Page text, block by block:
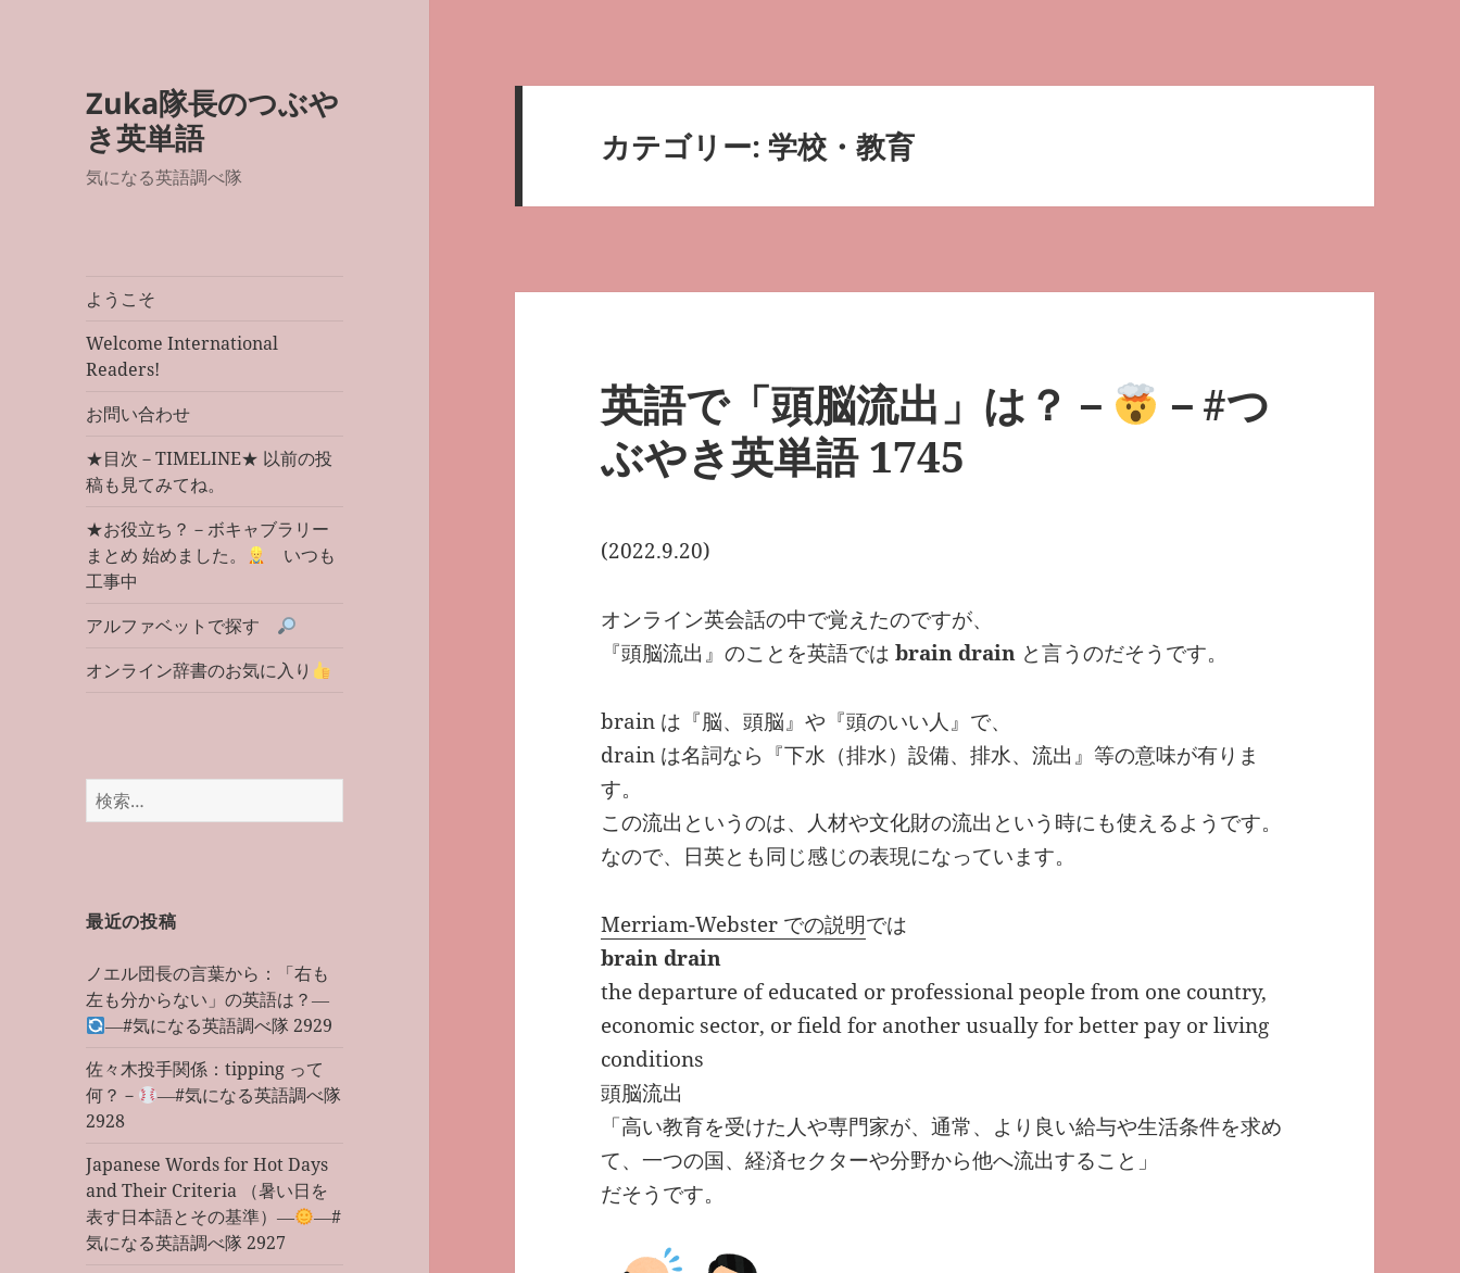
Zuka隊長のつぶや
き英単語
気になる英語調べ隊
ようこそ
Welcome International
Readers!
お問い合わせ
★目次－TIMELINE★ 以前の投
稿も見てみてね。
★お役立ち？－ボキャブラリー
まとめ 始めました。
いつも
工事中
アルファベットで探す
オンライン辞書のお気に入り
検
索:
最近の投稿
ノエル団長の言葉から：「右も
左も分からない」の英語は？―
―#気になる英語調べ隊 2929
佐々木投手関係：tipping って
何？－
―#気になる英語調べ隊
2928
Japanese Words for Hot Days
and Their Criteria （暑い日を
表す日本語とその基準）―
―#
気になる英語調べ隊 2927
カテゴリー:学校・教育
英語で「頭脳流出」は？－
－#つ
ぶやき英単語 1745
(2022.9.20)
オンライン英会話の中で覚えたのですが、
『頭脳流出』のことを英語ではbrain drain と言うのだそうです。
brain は『脳、頭脳』や『頭のいい人』で、
drain は名詞なら『下水（排水）設備、排水、流出』等の意味が有りま
す。
この流出というのは、人材や文化財の流出という時にも使えるようです。
なので、日英とも同じ感じの表現になっています。
Merriam-Webster での説明では
brain drain
the departure of educated or professional people from one country,
economic sector, or field for another usually for better pay or living
conditions
頭脳流出
「高い教育を受けた人や専門家が、通常、より良い給与や生活条件を求め
て、一つの国、経済セクターや分野から他へ流出すること」
だそうです。